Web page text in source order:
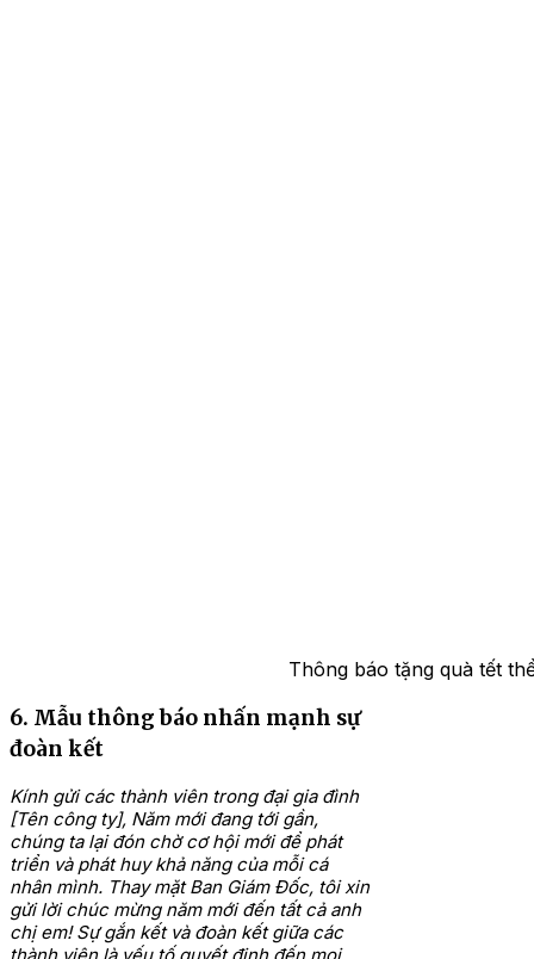
Thông báo tặng quà tết
6. Mẫu thông báo nhấn mạnh sự
đoàn kết
Kính gửi các thành viên trong đại gia đình
[Tên công ty], Năm mới đang tới gần,
chúng ta lại đón chờ cơ hội mới để phát
triển và phát huy khả năng của mỗi cá
nhân mình. Thay mặt Ban Giám Đốc, tôi xin
gửi lời chúc mừng năm mới đến tất cả anh
chị em! Sự gắn kết và đoàn kết giữa các